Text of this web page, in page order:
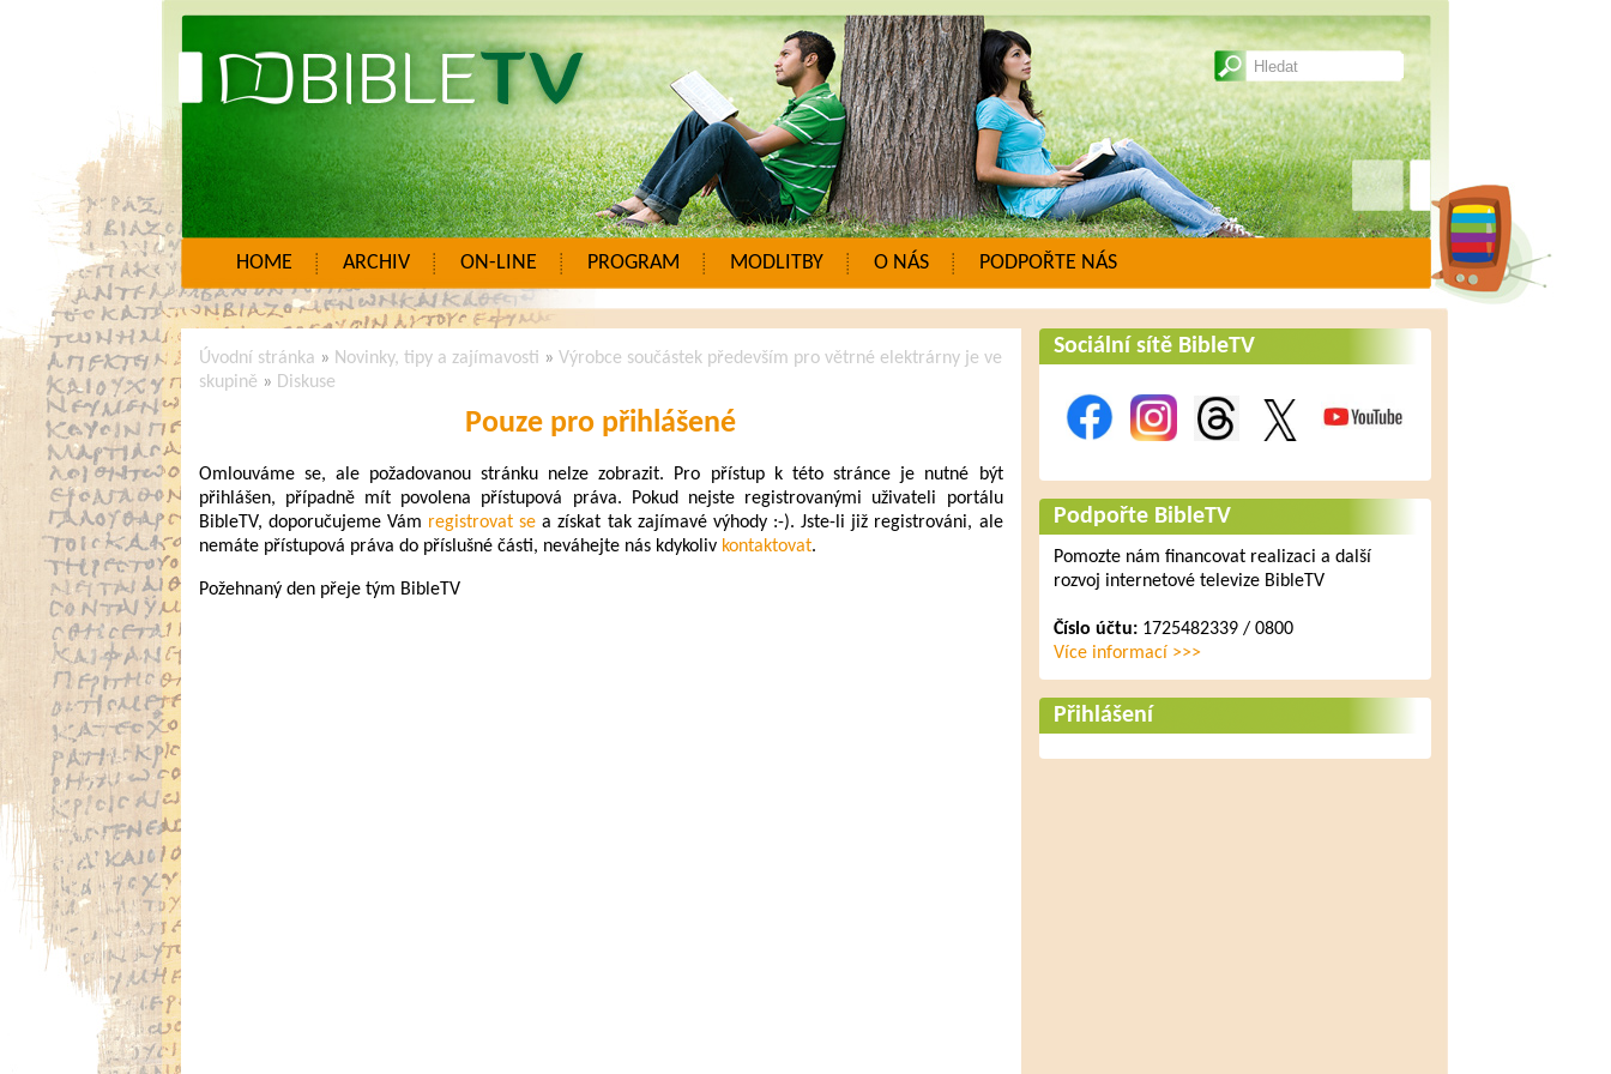
HOME ARCHIV ON-LINE PROGRAM MODLITBY O NÁS PODPOŘTE NÁS
Úvodní stránka » Novinky, tipy a zajímavosti » Výrobce součástek především pro větrné elektrárny je ve
skupině » Diskuse
Pouze pro přihlášené
Omlouváme se, ale požadovanou stránku nelze zobrazit. Pro přístup k této stránce je nutné být
přihlášen, případně mít povolena přístupová práva. Pokud nejste registrovanými uživateli portálu
BibleTV, doporučujeme Vám registrovat se a získat tak zajímavé výhody :-). Jste-li již registrováni, ale
nemáte přístupová práva do příslušné části, neváhejte nás kdykoliv kontaktovat.
Požehnaný den přeje tým BibleTV
Sociální sítě BibleTV
Podpořte BibleTV
Pomozte nám financovat realizaci a další
rozvoj internetové televize BibleTV
Číslo účtu:1725482339 / 0800
Více informací >>>
Přihlášení